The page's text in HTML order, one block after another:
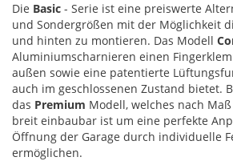
Die Basic - Serie ist eine preiswerte
und Sondergrößen mit der Möglichkeit
und hinten zu montieren. Das Modell
Aluminiumscharnieren einen
außen sowie eine patentierte
auch im geschlossenen Zustand bietet.
das Premium Modell, welches nach
breit einbaubar ist um eine perfekte
Öffnung der Garage durch individuelle
ermöglichen.